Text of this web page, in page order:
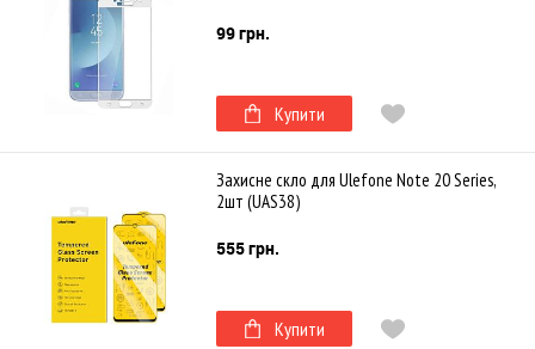
99 грн.
Купити
Захисне скло для Ulefone Note 20 Series,
2шт (UAS38)
555 грн.
Купити